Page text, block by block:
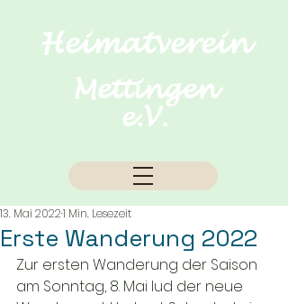
Heimatverein
Mettingen
e.V.
Erste Wanderung 2022
13. Mai 20221 Min. Lesezeit
Zur ersten Wanderung der Saison
am Sonntag, 8. Mai lud der neue